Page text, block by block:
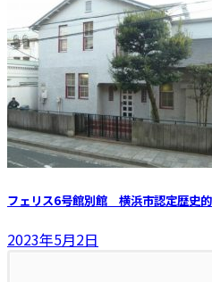
フェリス6号館別館 横浜市認定歴史的
2023年5月2日